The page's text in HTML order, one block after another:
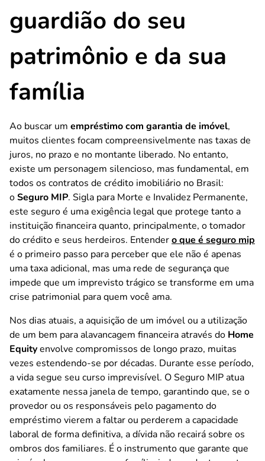
guardião do seu
patrimônio e da sua
família
Ao buscar um empréstimo com garantia de imóvel,
muitos clientes focam compreensivelmente nas taxas de
juros, no prazo e no montante liberado. No entanto,
existe um personagem silencioso, mas fundamental, em
todos os contratos de crédito imobiliário no Brasil:
oSeguro MIP. Sigla para Morte e Invalidez Permanente,
este seguro é uma exigência legal que protege tanto a
instituição financeira quanto, principalmente, o tomador
do crédito e seus herdeiros. Entendero que é seguro mip
é o primeiro passo para perceber que ele não é apenas
uma taxa adicional, mas uma rede de segurança que
impede que um imprevisto trágico se transforme em uma
crise patrimonial para quem você ama.
Nos dias atuais, a aquisição de um imóvel ou a utilização
de um bem para alavancagem financeira através do Home
Equityenvolve compromissos de longo prazo, muitas
vezes estendendo-se por décadas. Durante esse período,
a vida segue seu curso imprevisível. O Seguro MIP atua
exatamente nessa janela de tempo, garantindo que, se o
provedor ou os responsáveis pelo pagamento do
empréstimo vierem a faltar ou perderem a capacidade
laboral de forma definitiva, a dívida não recairá sobre os
ombros dos familiares. É o instrumento que garante que